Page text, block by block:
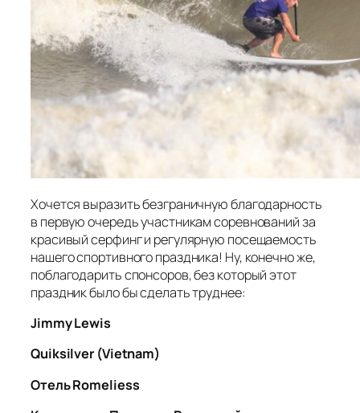
Хочется выразить безграничную благодарность
в первую очередь участникам соревнований за
красивый серфинг и регулярную посещаемость
нашего спортивного праздника! Ну, конечно же,
поблагодарить спонсоров, без который этот
праздник было бы сделать труднее:
Jimmy Lewis
Quiksilver (Vietnam)
Отель Romeliess